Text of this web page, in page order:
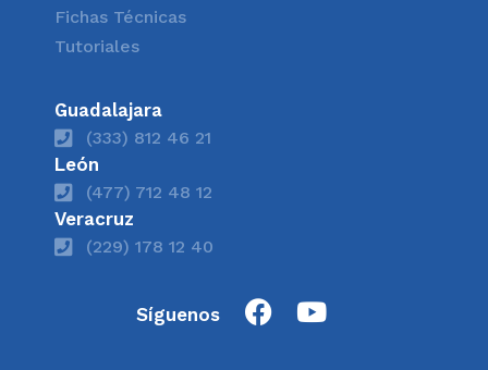
Fichas Técnicas
Tutoriales
Guadalajara
(333) 812 46 21
León
(477) 712 48 12
Veracruz
(229) 178 12 40
Síguenos